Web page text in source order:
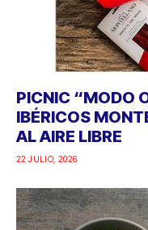
PICNIC “MODO
IBÉRICOS
AL AIRE LIBRE
22 JULIO, 2026